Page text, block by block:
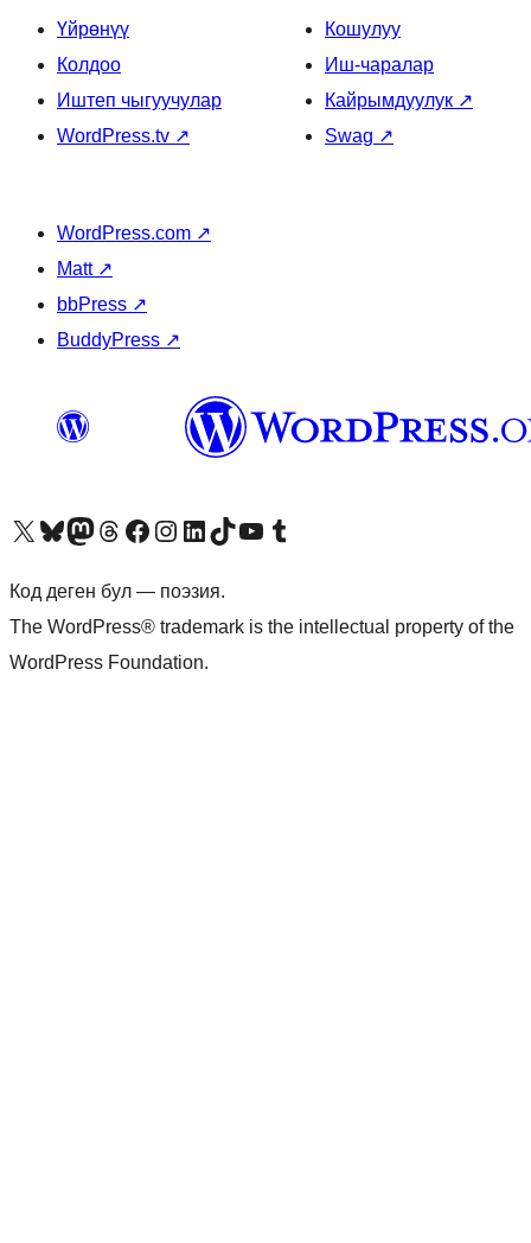
Үйрөнүү
Колдоо
Иштеп чыгуучулар
WordPress.tv ↗
Кошулуу
Иш-чаралар
Кайрымдуулук ↗
Swag ↗
WordPress.com ↗
Matt ↗
bbPress ↗
BuddyPress ↗
Visit our X (formerly Twitter) account
Visit our Bluesky account
Биздин Mastodon түрмөгүбүзгө баш багыңыз
Visit our Threads account
Биздин Facebook баракчабызга кириңиз
Биздин Instagram баракчабызга баш багыңыз
Биздин LinkedIn баракчабызга баш багыңыз
Visit our TikTok account
Visit our YouTube channel
Visit our Tumblr account
Код деген бул — поэзия.
The WordPress® trademark is the intellectual property of the
WordPress Foundation.